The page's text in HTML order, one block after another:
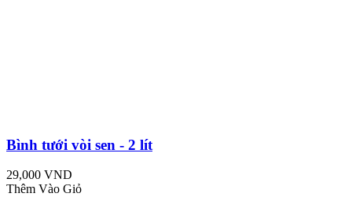
Bình tưới vòi sen - 2 lít
29,000 VND
Thêm Vào Giỏ